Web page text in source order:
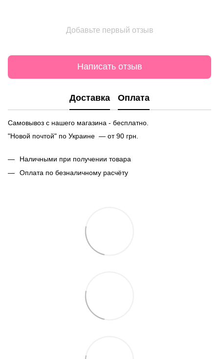
Добавьте первый отзыв
Написать отзыв
Доставка Оплата
Самовывоз с нашего магазина - бесплатно.
"Новой почтой" по Украине — от 90 грн.
Наличными при получении товара
Оплата по безналичному расчёту